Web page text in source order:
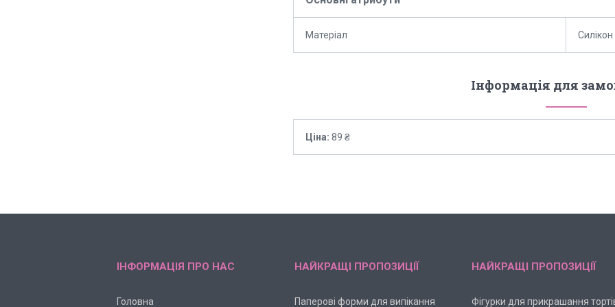
Матеріал Силікон
Інформація для
Ціна: 89 ₴
ІНФОРМАЦІЯ ПРО НАС
Головна
НАЙКРАЩІ ПРОПОЗИЦІЇ
Паперові форми для випікання
НАЙКРАЩІ ПРОПОЗИЦІЇ
Фігурки для прикрашання